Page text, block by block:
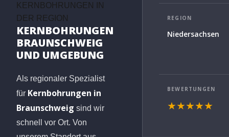
KERNBOHRUNGEN IN
DER REGION
KERNBOHRUNGEN
BRAUNSCHWEIG
UND UMGEBUNG
Als regionaler Spezialist
für Kernbohrungen in
Braunschweig sind wir
schnell vor Ort. Von
REGION
Niedersachsen
BEWERTUNGEN
★★★★★